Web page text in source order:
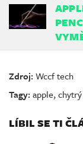
Zdroj:Wccf tech
Tagy:apple,
LÍBIL SE TI